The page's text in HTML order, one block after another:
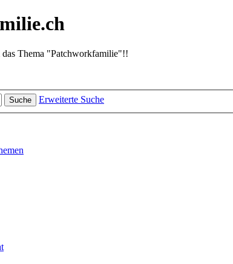
Thema "Patchworkfamilie"!!
Suche Erweiterte Suche